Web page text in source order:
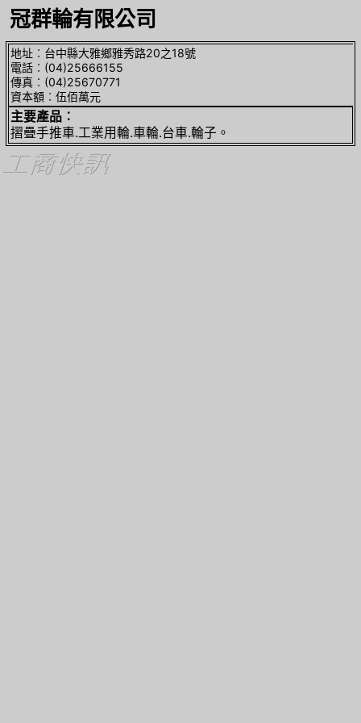
冠群輪有限公司
地址︰台中縣大雅鄉雅秀路20之18號
電話︰(04)25666155
傳真︰(04)25670771
資本額︰伍佰萬元
主要產品︰
摺疊手推車.工業用輪.車輪.台車.輪子。